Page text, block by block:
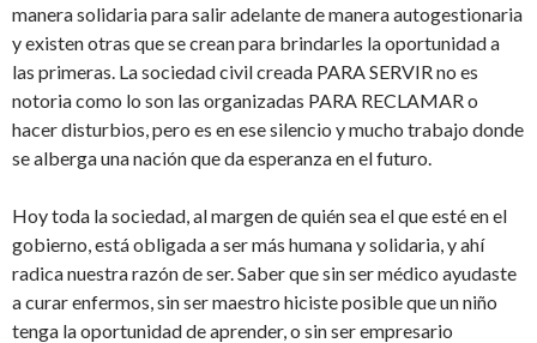
manera solidaria para salir adelante de manera autogestionaria
y existen otras que se crean para brindarles la oportunidad a
las primeras. La sociedad civil creada PARA SERVIR no es
notoria como lo son las organizadas PARA RECLAMAR o
hacer disturbios, pero es en ese silencio y mucho trabajo donde
se alberga una nación que da esperanza en el futuro.
Hoy toda la sociedad, al margen de quién sea el que esté en el
gobierno, está obligada a ser más humana y solidaria, y ahí
radica nuestra razón de ser. Saber que sin ser médico ayudaste
a curar enfermos, sin ser maestro hiciste posible que un niño
tenga la oportunidad de aprender, o sin ser empresario